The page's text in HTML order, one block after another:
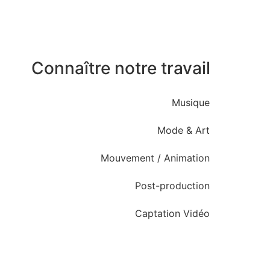
Connaître notre travail
Musique
Mode & Art
Mouvement / Animation
Post-production
Captation Vidéo